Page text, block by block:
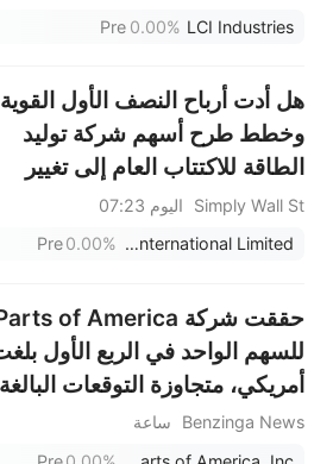
Bull Case Changed?
LCI Industries
0.00%
Pre
هل أدت أرباح النصف الأول القوية
وخطط طرح أسهم شركة توليد
الطاقة للاكتتاب العام إلى تغيير
مسار الاستثمار في شركة تشاينا
يوتشاي الدولية (CYD)؟
Simply Wall St
اليوم 07:23
China Yuchai International Limited
0.00%
Pre
Benzinga News
ساعة